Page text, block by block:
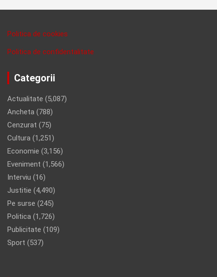
Politica de cookies
Politica de confidentalitate
Categorii
Actualitate (5,087)
Ancheta (788)
Cenzurat (75)
Cultura (1,251)
Economie (3,156)
Eveniment (1,566)
Interviu (16)
Justitie (4,490)
Pe surse (245)
Politica (1,726)
Publicitate (109)
Sport (537)